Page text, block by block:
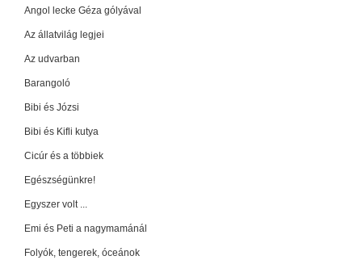
Angol lecke Géza gólyával
Az állatvilág legjei
Az udvarban
Barangoló
Bibi és Józsi
Bibi és Kifli kutya
Cicúr és a többiek
Egészségünkre!
Egyszer volt ...
Emi és Peti a nagymamánál
Folyók, tengerek, óceánok